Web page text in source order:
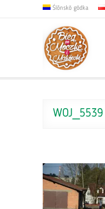
Ślōnskŏ gŏdka
WOJ_5539